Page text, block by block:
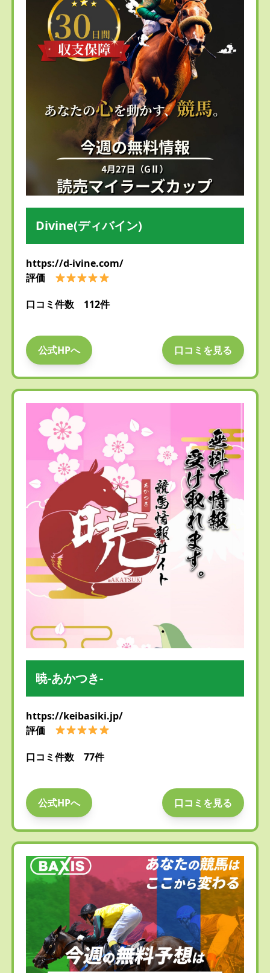
Divine(ディバイン)
https://d-ivine.com/
評価
口コミ件数 112件
公式HPへ 口コミを見る
暁-あかつき-
https://keibasiki.jp/
評価
口コミ件数 77件
公式HPへ 口コミを見る